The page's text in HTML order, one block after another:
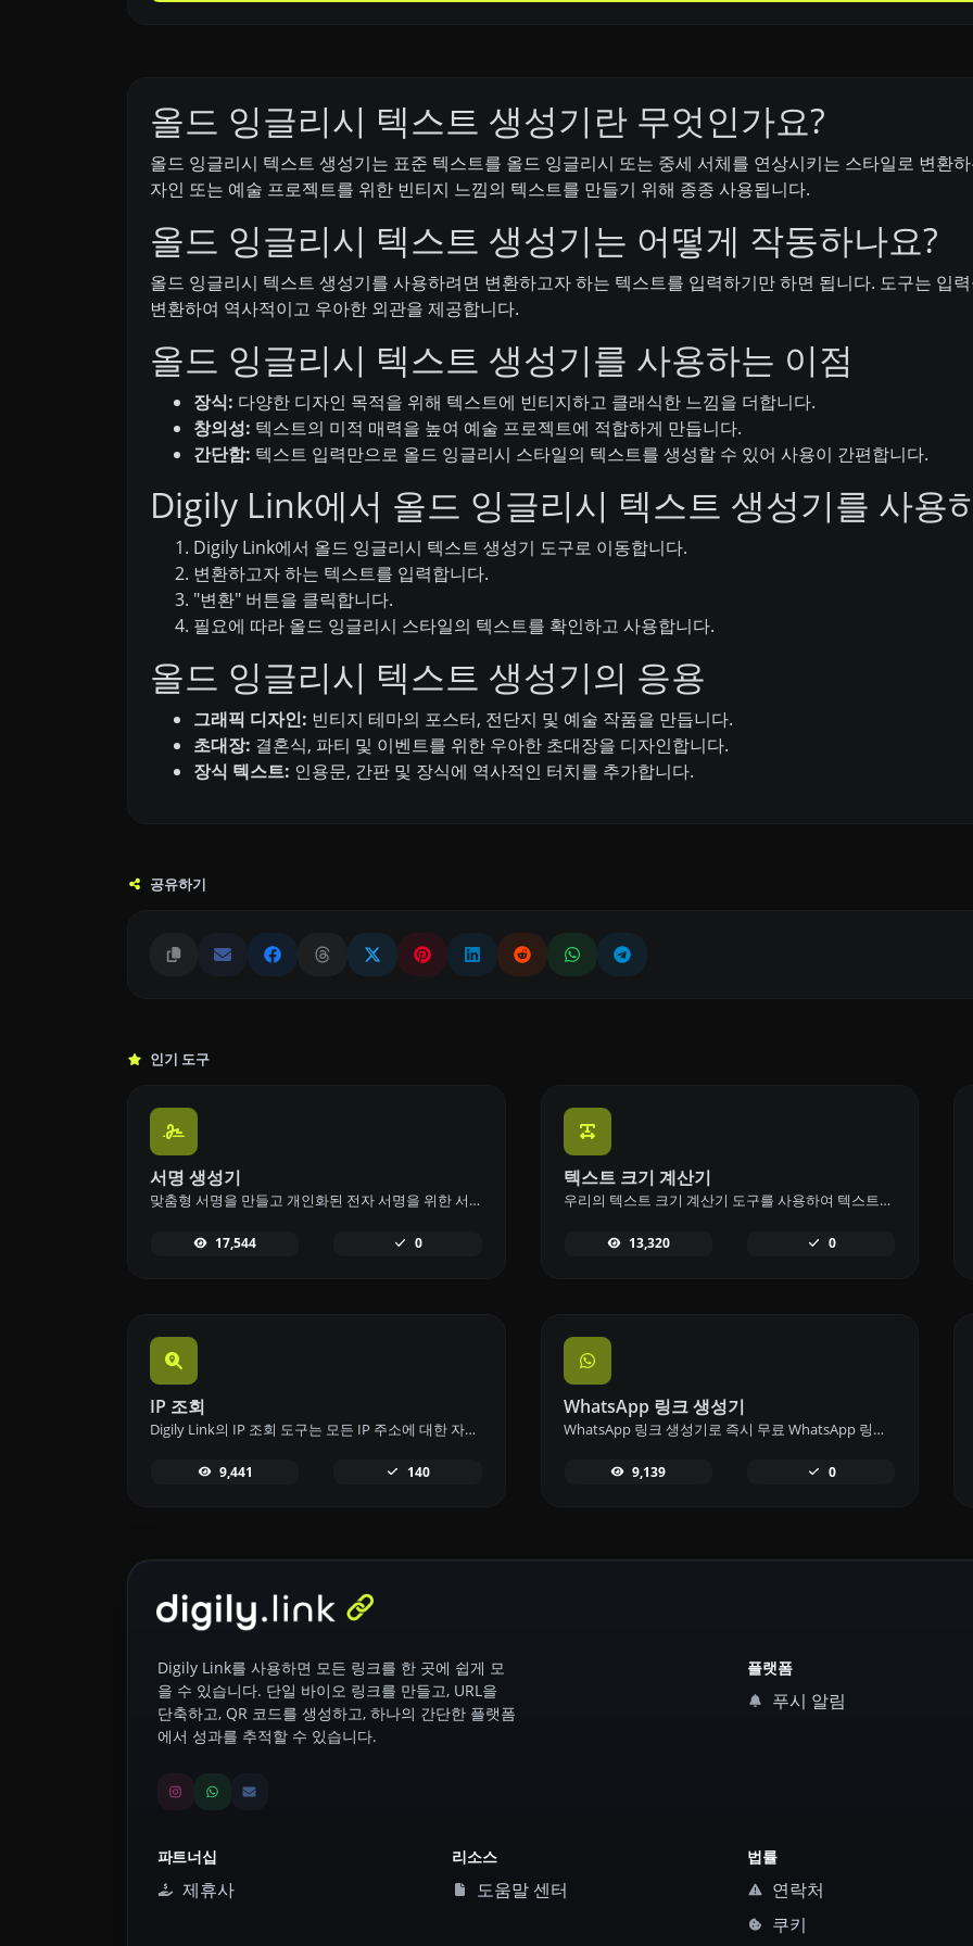
올드 잉글리시 텍스트 생성기란 무엇인가요?
올드 잉글리시 텍스트 생성기는 표준 텍스트를 올드 잉글리시 또는 중세 서체를 연상시키는 스타일로 변환
자인 또는 예술 프로젝트를 위한 빈티지 느낌의 텍스트를 만들기 위해 종종 사용됩니다.
올드 잉글리시 텍스트 생성기는 어떻게 작동하나요?
올드 잉글리시 텍스트 생성기를 사용하려면 변환하고자 하는 텍스트를 입력하기만 하면 됩니다. 도구는 입
변환하여 역사적이고 우아한 외관을 제공합니다.
올드 잉글리시 텍스트 생성기를 사용하는 이점
장식: 다양한 디자인 목적을 위해 텍스트에 빈티지하고 클래식한 느낌을 더합니다.
창의성: 텍스트의 미적 매력을 높여 예술 프로젝트에 적합하게 만듭니다.
간단함: 텍스트 입력만으로 올드 잉글리시 스타일의 텍스트를 생성할 수 있어 사용이 간편합니다.
Digily Link에서 올드 잉글리시 텍스트 생성기를 사용
Digily Link에서 올드 잉글리시 텍스트 생성기 도구로 이동합니다.
변환하고자 하는 텍스트를 입력합니다.
"변환" 버튼을 클릭합니다.
필요에 따라 올드 잉글리시 스타일의 텍스트를 확인하고 사용합니다.
올드 잉글리시 텍스트 생성기의 응용
그래픽 디자인: 빈티지 테마의 포스터, 전단지 및 예술 작품을 만듭니다.
초대장: 결혼식, 파티 및 이벤트를 위한 우아한 초대장을 디자인합니다.
장식 텍스트: 인용문, 간판 및 장식에 역사적인 터치를 추가합니다.
공유하기
인기 도구
서명 생성기
맞춤형 서명을 만들고 개인화된 전자 서명을 위한 서명 생성기 도구로 쉽게 다운로드하세요.
17,544 0
텍스트 크기 계산기
우리의 텍스트 크기 계산기 도구를 사용하여 텍스트의 크기를 바이트(B), 킬로바이트(KB), 메가바이트(MB)로 계산하세요.
13,320 0
IP 조회
Digily Link의 IP 조회 도구는 모든 IP 주소에 대한 자세한 정보를 제공합니다. 이 무료 온라인 서비스를 사용하여 포괄적인 IP 데이터를 얻으세요.
9,441 140
WhatsApp 링크 생성기
WhatsApp 링크 생성기로 즉시 무료 WhatsApp 링크를 생성하세요. 맞춤 메시지를 추가하고 로그인이나 코딩 없이 한 번의 클릭으로 채팅을 시작하세요.
9,139 0
Digily Link를 사용하면 모든 링크를 한 곳에 쉽게 모
을 수 있습니다. 단일 바이오 링크를 만들고, URL을
단축하고, QR 코드를 생성하고, 하나의 간단한 플랫폼
에서 성과를 추적할 수 있습니다.
플랫폼
푸시 알림
파트너십
제휴사
리소스
도움말 센터
법률
연락처
쿠키